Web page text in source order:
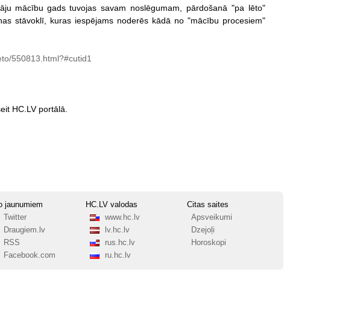
mācību gads tuvojas savam noslēgumam, pārdošanā "pa lēto"
stāvoklī, kuras iespējams noderēs kādā no "mācību procesiem"
550813.html?#cutid1
HC.LV portālā.
jaunumiem
Twitter
Draugiem.lv
RSS
Facebook.com
HC.LV valodas
www.hc.lv
lv.hc.lv
rus.hc.lv
ru.hc.lv
Citas saites
Apsveikumi
Dzejoļi
Horoskopi